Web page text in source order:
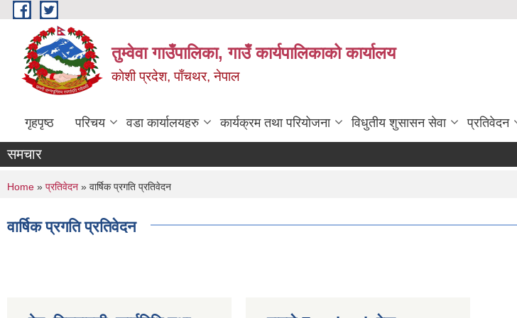
Skip to main content
तुम्वेवा गाउँपालिका, गाउँ कार्यपालिकाको कार्यालय
काेशी प्रदेश, पाँचथर, नेपाल
गृहपृष्ठ परिचय वडा कार्यालयहरु कार्यक्रम तथा परियोजना विधुतीय शुसासन सेवा प्रतिवेदन
समचार
You are here
Home » प्रतिवेदन » वार्षिक प्रगति प्रतिवेदन
वार्षिक प्रगति प्रतिवेदन